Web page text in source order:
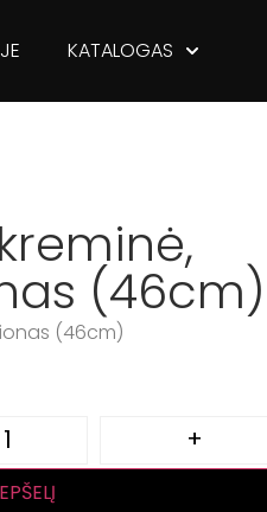
KATALOGAS
(46cm)
(46cm)
+